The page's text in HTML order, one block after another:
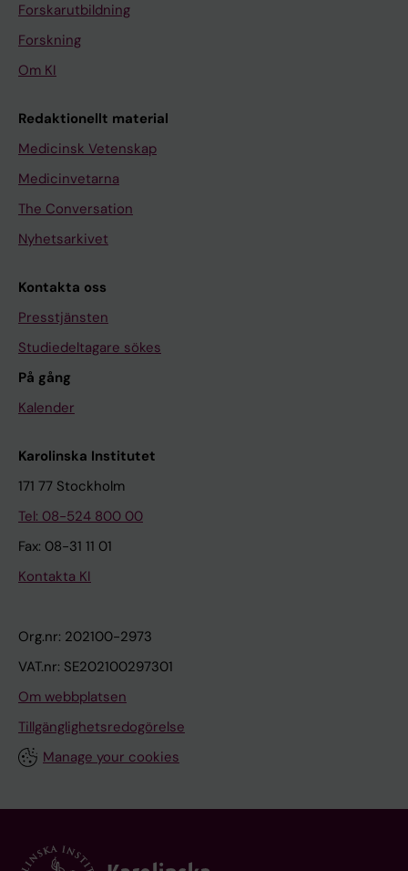
Forskarutbildning
Forskning
Om KI
Redaktionellt material
Medicinsk Vetenskap
Medicinvetarna
The Conversation
Nyhetsarkivet
Kontakta oss
Presstjänsten
Studiedeltagare sökes
På gång
Kalender
Karolinska Institutet
171 77 Stockholm
Tel: 08-524 800 00
Fax: 08-31 11 01
Kontakta KI
Org.nr: 202100-2973
VAT.nr: SE202100297301
Om webbplatsen
Tillgänglighetsredogörelse
Manage your cookies